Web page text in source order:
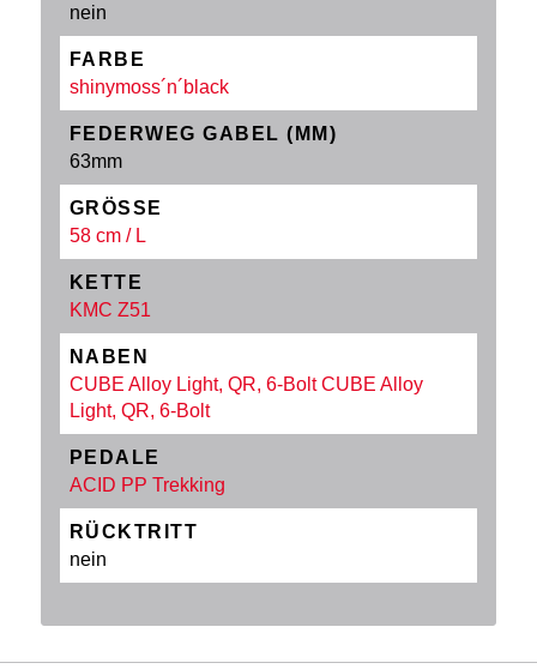
nein
FARBE
shinymoss´n´black
FEDERWEG GABEL (MM)
63mm
GRÖSSE
58 cm / L
KETTE
KMC Z51
NABEN
CUBE Alloy Light, QR, 6-Bolt CUBE Alloy
Light, QR, 6-Bolt
PEDALE
ACID PP Trekking
RÜCKTRITT
nein